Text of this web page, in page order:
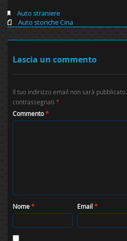
Auto straniere
Auto storiche Cina
Lascia un commento
Il tuo indirizzo email non sarà pubblicato.
contrassegnati *
Commento*
Nome* Email*